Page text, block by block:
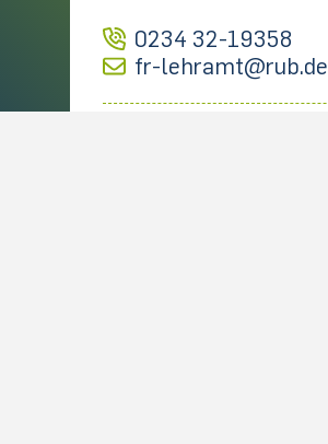
0234 32-19358
fr-lehramt@rub.de